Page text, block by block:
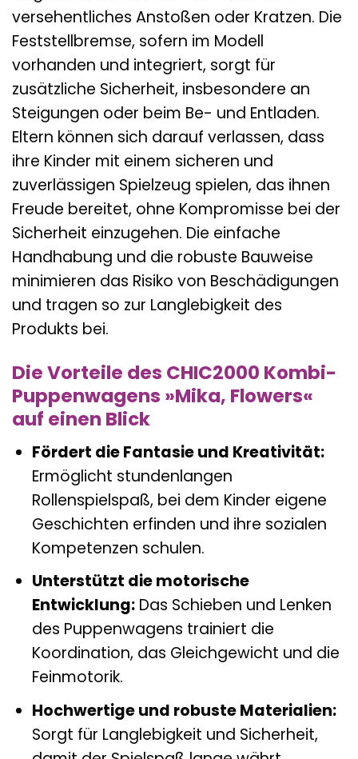
versehentliches Anstoßen oder Kratzen. Die
Feststellbremse, sofern im Modell
vorhanden und integriert, sorgt für
zusätzliche Sicherheit, insbesondere an
Steigungen oder beim Be- und Entladen.
Eltern können sich darauf verlassen, dass
ihre Kinder mit einem sicheren und
zuverlässigen Spielzeug spielen, das ihnen
Freude bereitet, ohne Kompromisse bei der
Sicherheit einzugehen. Die einfache
Handhabung und die robuste Bauweise
minimieren das Risiko von Beschädigungen
und tragen so zur Langlebigkeit des
Produkts bei.
Die Vorteile des CHIC2000 Kombi-
Puppenwagens »Mika, Flowers«
auf einen Blick
Fördert die Fantasie und Kreativität:
Ermöglicht stundenlangen
Rollenspielspaß, bei dem Kinder eigene
Geschichten erfinden und ihre sozialen
Kompetenzen schulen.
Unterstützt die motorische
Entwicklung:Das Schieben und Lenken
des Puppenwagens trainiert die
Koordination, das Gleichgewicht und die
Feinmotorik.
Hochwertige und robuste Materialien:
Sorgt für Langlebigkeit und Sicherheit,